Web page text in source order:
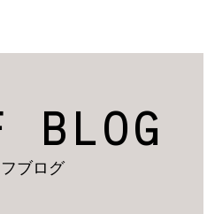
BLOG
ブログ